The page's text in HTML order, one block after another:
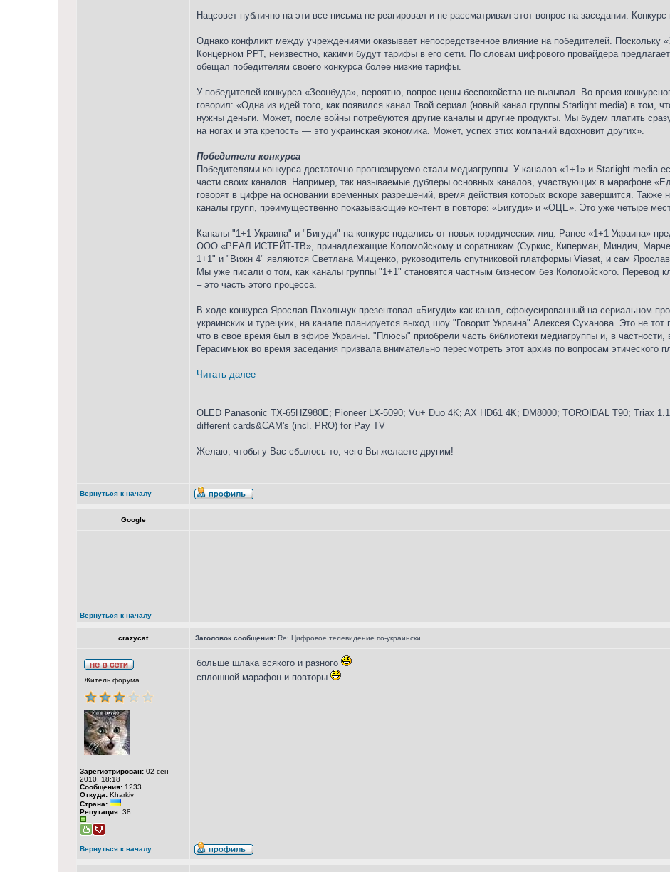
Нацсовет публично на эти все письма не реагировал и не рассматривал этот вопрос на заседании.
Однако конфликт между учреждениями оказывает непосредственное влияние на победителей. Поскольку
Концерном РРТ, неизвестно, какими будут тарифы в его сети. По словам цифрового провайдера
обещал победителям своего конкурса более низкие тарифы.
У победителей конкурса «Зеонбуда», вероятно, вопрос цены беспокойства не вызывал. Во время
говорил: «Одна из идей того, как появился канал Твой сериал (новый канал группы Starlight media) в том,
нужны деньги. Может, после войны потребуются другие каналы и другие продукты. Мы будем платить
на ногах и эта крепость — это украинская экономика. Может, успех этих компаний вдохновит других».
Победители конкурса
Победителями конкурса достаточно прогнозируемо стали медиагруппы. У каналов «1+1» и Starlight media
части своих каналов. Например, так называемые дублеры основных каналов, участвующих в марафоне
говорят в цифре на основании временных разрешений, время действия которых вскоре завершится. Также
каналы групп, преимущественно показывающие контент в повторе: «Бигуди» и «ОЦЕ». Это уже четыре
Каналы "1+1 Украина" и "Бигуди" на конкурс подались от новых юридических лиц. Ранее «1+1 Украина»
ООО «РЕАЛ ИСТЕЙТ-ТВ», принадлежащие Коломойскому и соратникам (Суркис, Киперман, Миндич,
1+1" и "Вижн 4" являются Светлана Мищенко, руководитель спутниковой платформы Viasat, и сам
Мы уже писали о том, как каналы группы "1+1" становятся частным бизнесом без Коломойского. Перевод
– это часть этого процесса.
В ходе конкурса Ярослав Пахольчук презентовал «Бигуди» как канал, сфокусированный на сериальном
украинских и турецких, на канале планируется выход шоу "Говорит Украина" Алексея Суханова. Это не тот
что в свое время был в эфире Украины. "Плюсы" приобрели часть библиотеки медиагруппы и, в частности,
Герасимьюк во время заседания призвала внимательно пересмотреть этот архив по вопросам этического
Читать далее
OLED Panasonic TX-65HZ980E; Pioneer LX-5090; Vu+ Duo 4K; AX HD61 4K; DM8000; TOROIDAL T90; Triax
different cards&CAM's (incl. PRO) for Pay TV
Желаю, чтобы у Вас сбылось то, чего Вы желаете другим!
Вернуться к началу
Google
Вернуться к началу
crazycat Заголовок сообщения: Re: Цифровое телевидение по-украински
Житель форума
Зарегистрирован: 02 сен
2010, 18:18
Сообщения: 1233
Откуда: Kharkiv
Страна:
Репутация: 38
больше шлака всякого и разного
сплошной марафон и повторы
Вернуться к началу